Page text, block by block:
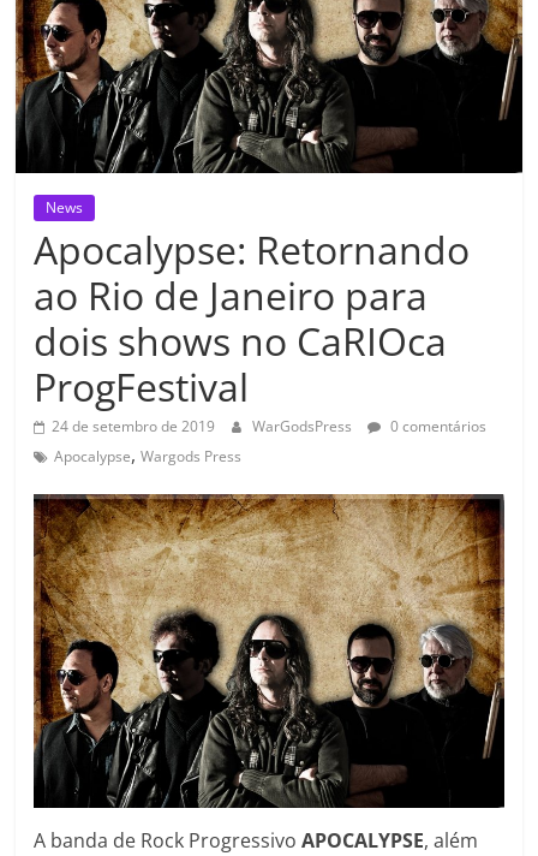
News
Apocalypse: Retornando
ao Rio de Janeiro para
dois shows no CaRIOca
ProgFestival
24 de setembro de 2019 WarGodsPress
0 comentários
Apocalypse,Wargods Press
A banda de Rock ProgressivoAPOCALYPSE, além